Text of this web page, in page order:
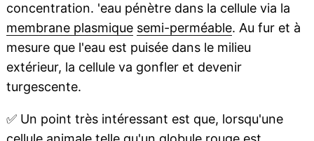
concentration. 'eau pénètre dans la cellule via la
membrane plasmique semi-perméable. Au fur et à
mesure que l'eau est puisée dans le milieu
extérieur, la cellule va gonfler et devenir
turgescente.
✅Un point très intéressant est que, lorsqu'une